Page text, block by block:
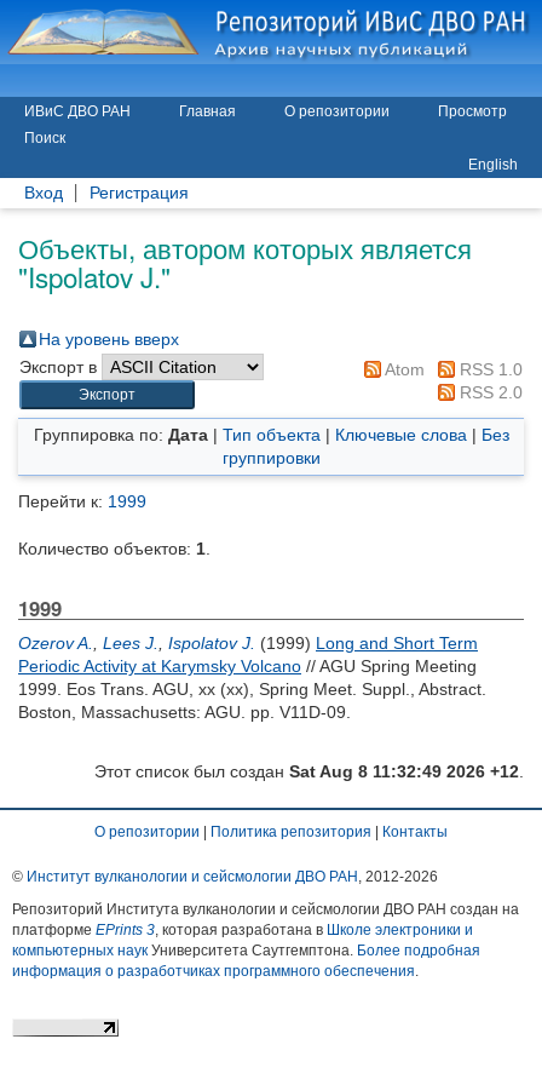
ИВиС ДВО РАН Главная О репозитории
Просмотр
Поиск
English
Вход Регистрация
Объекты, автором которых является
"Ispolatov J."
На уровень вверх
Экспорт в
Atom
RSS 1.0
RSS 2.0
Группировка по: Дата| Тип объекта | Ключевые слова | Без
группировки
Перейти к: 1999
Количество объектов: 1
1999
Ozerov A. Lees J. Ispolatov J. (1999) Long and Short Term
Periodic Activity at Karymsky Volcano // AGU Spring Meeting
1999. Eos Trans. AGU, xx (xx), Spring Meet. Suppl., Abstract.
Boston, Massachusetts: AGU. pp. V11D-09.
Этот список был создан Sat Aug 8 11:32:49 2026 +12
О репозитории Политика репозитория Контакты
© Институт вулканологии и сейсмологии ДВО РАН , 2012-2026
Репозиторий Института вулканологии и сейсмологии ДВО РАН создан на
платформе EPrints 3, которая разработана в Школе электроники и
компьютерных наук Университета Саутгемптона. Более подробная
информация о разработчиках программного обеспечения.